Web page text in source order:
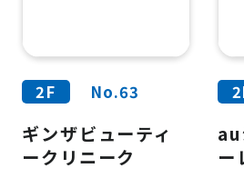
2F No.63
ギンザビューティ
ークリニーク
ー